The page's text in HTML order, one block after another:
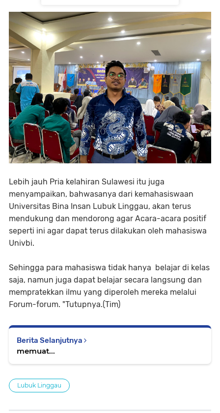
Lebih jauh Pria kelahiran Sulawesi itu juga
menyampaikan, bahwasanya dari kemahasiswaan
Universitas Bina Insan Lubuk Linggau, akan terus
mendukung dan mendorong agar Acara-acara positif
seperti ini agar dapat terus dilakukan oleh mahasiswa
Univbi.
Sehingga para mahasiswa tidak hanya belajar di kelas
saja, namun juga dapat belajar secara langsung dan
mempratekkan ilmu yang diperoleh mereka melalui
Forum-forum. "Tutupnya.(Tim)
Berita Selanjutnya
memuat...
Lubuk Linggau